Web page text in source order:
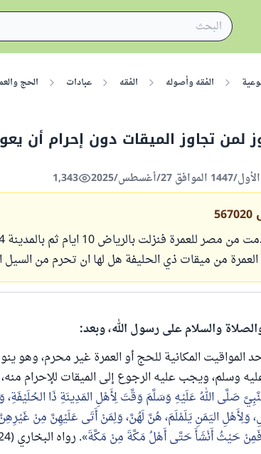
الفقه وأصوله الفقه عبادات الحج
لمن تجاوز الميقات دون إحرام أن
1,343
567020
من ميقات ذي الحليفة هل لها ان تحرم من السيل
والسلام على رسول الله، وبعد:
المواقيت المكانية للحج أو العمرة غير محرم، وهو
وسلم، ويجب عليه الرجوع إلى الميقات للإحرام
صَلَّى اللهُ عَلَيْهِ وَسَلَّمَ وَقَّتَ لِأَهْلِ المَدِينَةِ ذَا
وَلِأَهْلِ اليَمَنِ يَلَمْلَمَ، هُنَّ لَهُنَّ، وَلِمَنْ أَتَى عَلَيْهِنَّ مِنْ
حَيْثُ أَنْشَأَ حَتَّى أَهْلُ مَكَّةَ مِنْ مَكَّةَ . رواه البخاري (1524) ومسلم (1181).